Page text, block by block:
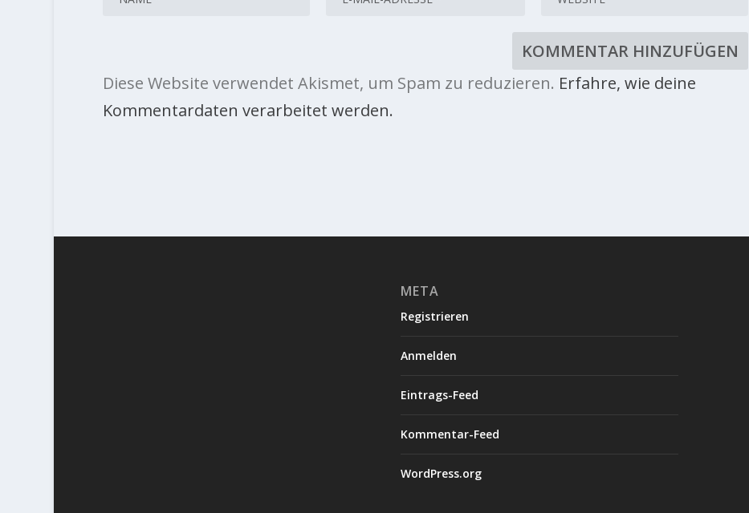
Diese Website verwendet Akismet, um Spam zu reduzieren. Erfahre, wie deine
Kommentardaten verarbeitet werden.
META
Registrieren
Anmelden
Eintrags-Feed
Kommentar-Feed
WordPress.org